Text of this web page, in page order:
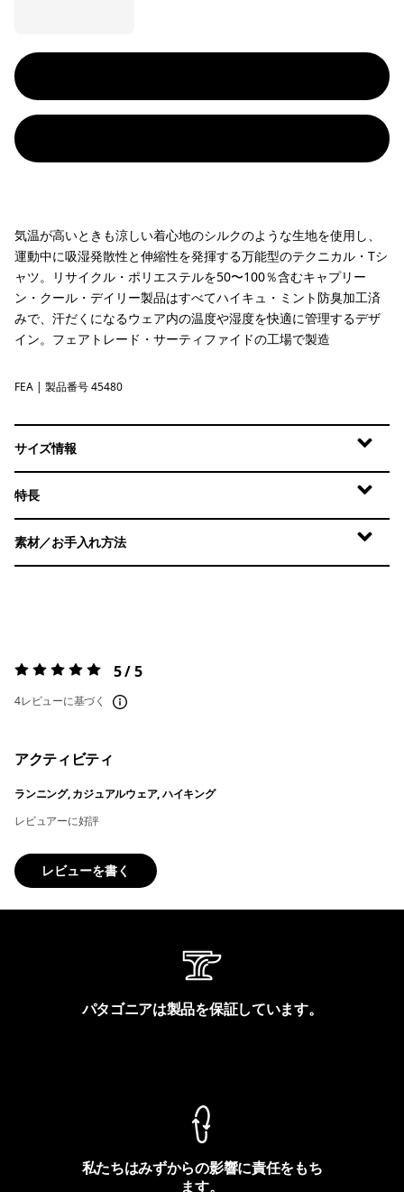
気温が高いときも涼しい着心地のシルクのような生地を使用し、
運動中に吸湿発散性と伸縮性を発揮する万能型のテクニカル・Tシ
ャツ。リサイクル・ポリエステルを50〜100％含むキャプリー
ン・クール・デイリー製品はすべてハイキュ・ミント防臭加工済
みで、汗だくになるウェア内の温度や湿度を快適に管理するデザ
イン。フェアトレード・サーティファイドの工場で製造
Feather Grey
FEA | 製品番号 45480
サイズ情報
特長
素材／お手入れ方法
評価:5 / 5 5 / 5
4レビューに基づく
アクティビティ
ランニング, カジュアルウェア, ハイキング
レビュアーに好評
レビューを書く
パタゴニアは製品を保証しています。
私たちはみずからの影響に責任をもち
ます。